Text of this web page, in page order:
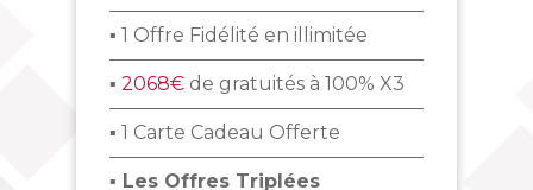
▪ 1 Offre Fidélité en illimitée
▪ 2068€ de gratuités à 100% X3
▪ 1 Carte Cadeau Offerte
▪ Les Offres Triplées